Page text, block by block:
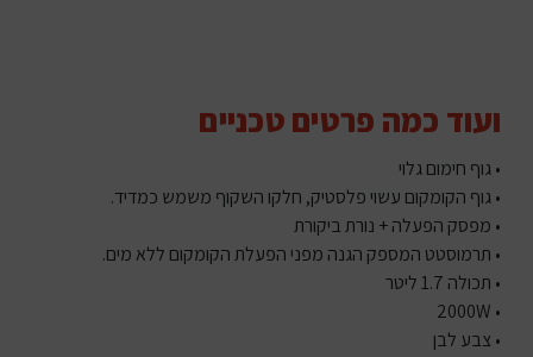
ועוד כמה פרטים טכניים
• גוף חימום גלוי
• גוף הקומקום עשוי פלסטיק, חלקו השקוף משמש כמדיד.
• מפסק הפעלה + נורת ביקורת
• תרמוסטט המספק הגנה מפני הפעלת הקומקום ללא מים.
• תכולה 1.7 ליטר
• 2000W
• צבע לבן